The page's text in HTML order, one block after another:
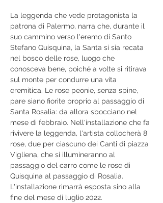
La leggenda che vede protagonista la
patrona di Palermo, narra che, durante il
suo cammino verso l'eremo di Santo
Stefano Quisquina, la Santa si sia recata
nel bosco delle rose, luogo che
conosceva bene, poiché a volte si ritirava
sul monte per condurre una vita
eremitica. Le rose peonie, senza spine,
pare siano fiorite proprio al passaggio di
Santa Rosalia: da allora sbocciano nel
mese di febbraio. Nell'installazione che fa
rivivere la leggenda, l'artista collocherà 8
rose, due per ciascuno dei Canti di piazza
Vigliena, che si illumineranno al
passaggio del carro come le rose di
Quisquina al passaggio di Rosalia.
L'installazione rimarrà esposta sino alla
fine del mese di luglio 2022.